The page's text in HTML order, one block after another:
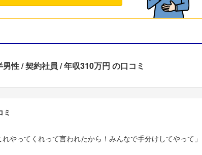
男性 契約社員 年収310万円 の口コミ
やってくれって言われたから！みんなで手分けしてやって」